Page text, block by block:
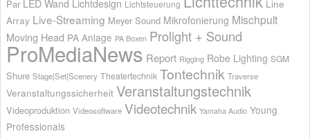
Par LED Wand Lichtdesign Lichtsteuerung
Line
Array Live-Streaming Meyer Sound Mikrofonierung Mischpult
Moving Head PA Anlage PA Boxen Prolight + Sound
ProMediaNews Report Rigging Robe Lighting SGM
Shure Stage|Set|Scenery Theatertechnik Tontechnik Traverse
Veranstaltungssicherheit Veranstaltungstechnik
Videoproduktion Videosoftware Videotechnik Yamaha Audio Young
Professionals